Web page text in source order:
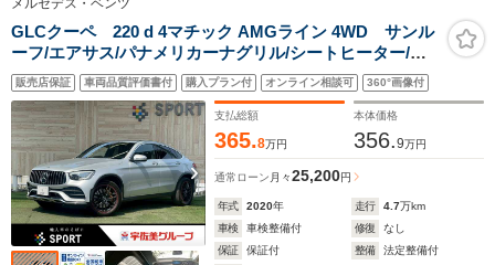
メルセデス・ベンツ
GLCクーペ 220 d 4マチック AMGライン 4WD サンル
ーフ/エアサス/パナメリカーナグリル/シートヒーター/メ
モリー付きパワーシート/パワーバックドア/アダプティブ
クルーズコントロール/ブラインドスポットモニター/純正
ナビ/フルセグTV/全方位カメラ/ETC
販売店保証 車両品質評価書付 購入プラン付 オンライン相談可 360°画像付
支払総額
365.8万円
本体価格
356.9万円
通常ローン 月々25,200円
年式 2020年 走行 4.7万km
車検
車検整備付 修復
なし
保証
保証付 整備
法定整備付